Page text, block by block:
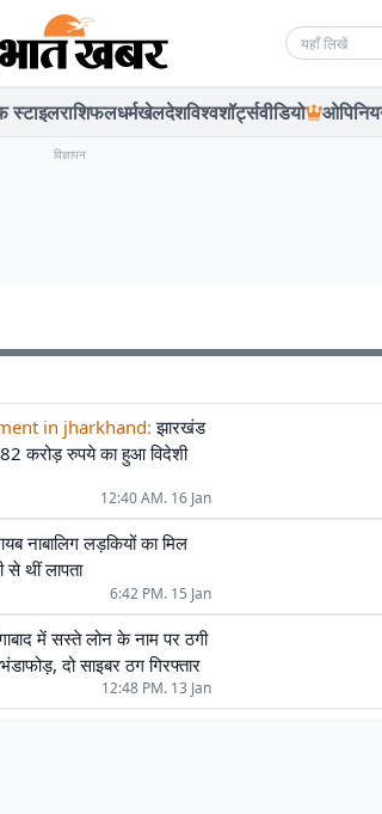
Search
स्टाइलराशिफलधर्मखेलदेशविश्वशॉर्ट्सवीडियो
विज्ञापन
in jharkhand: झारखंड
करोड़ रुपये का हुआ विदेशी
12:40 AM. 16 Jan
नाबालिग लड़कियों का मिल
से थीं लापता
6:42 PM. 15 Jan
में सस्ते लोन के नाम पर ठगी
दो साइबर ठग गिरफ्तार
12:48 PM. 13 Jan